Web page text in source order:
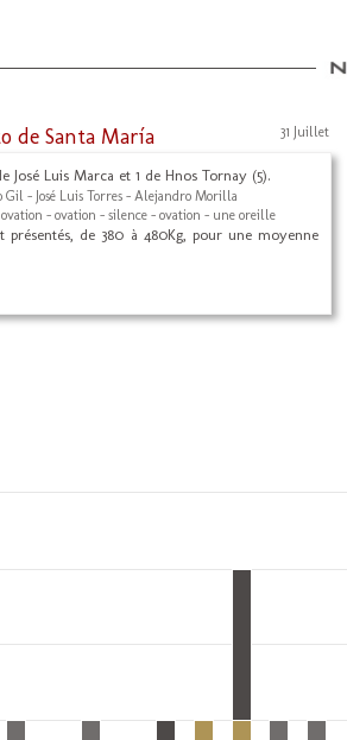
de Santa María 31 Juillet
José Luis Marca et 1 de Hnos Tornay (5).
Gil - José Luis Torres - Alejandro Morilla
- ovation - silence - ovation - une oreille
présentés, de 380 à 480Kg, pour une moyenne